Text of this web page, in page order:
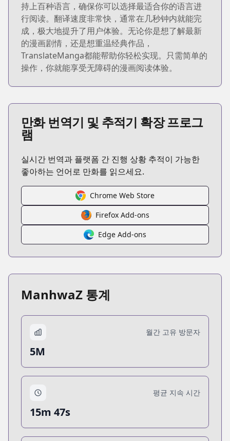
持上百种语言，确保你可以选择最适合你的语言进
行阅读。翻译速度非常快，通常在几秒钟内就能完
成，极大地提升了用户体验。无论你是想了解最新
的漫画剧情，还是想重温经典作品，
TranslateManga都能帮助你轻松实现。只需简单的
操作，你就能享受无障碍的漫画阅读体验。
만화 번역기 및 추적기 확장 프로그
램
실시간 번역과 플랫폼 간 진행 상황 추적이 가능한
좋아하는 언어로 만화를 읽으세요.
Chrome Web Store
Firefox Add-ons
Edge Add-ons
ManhwaZ 통계
월간 고유 방문자
5M
평균 지속 시간
15m 47s